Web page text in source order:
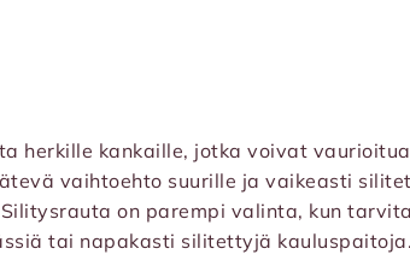
herkille kankaille, jotka voivat
vaihtoehto suurille ja vaikeasti
on parempi valinta, kun
tai napakasti silitettyjä kauluspaitoja.